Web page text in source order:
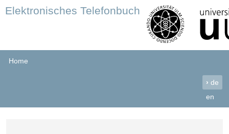
Elektronisches Telefonbuch
Home
› de
en